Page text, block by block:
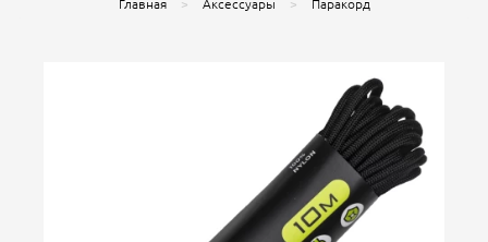
Главная Аксессуары Паракорд